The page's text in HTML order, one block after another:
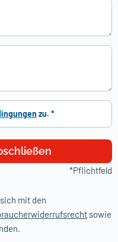
zu. *
mit den
sowie
*Pflichtfeld